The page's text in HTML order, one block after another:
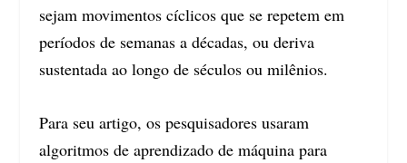
sejam movimentos cíclicos que se repetem em
períodos de semanas a décadas, ou deriva
sustentada ao longo de séculos ou milênios.
Para seu artigo, os pesquisadores usaram
algoritmos de aprendizado de máquina para